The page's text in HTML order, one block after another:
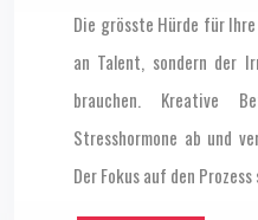
Die grösste Hürde für
an Talent, sondern der
brauchen. Kreative
Stresshormone ab und
Der Fokus auf den